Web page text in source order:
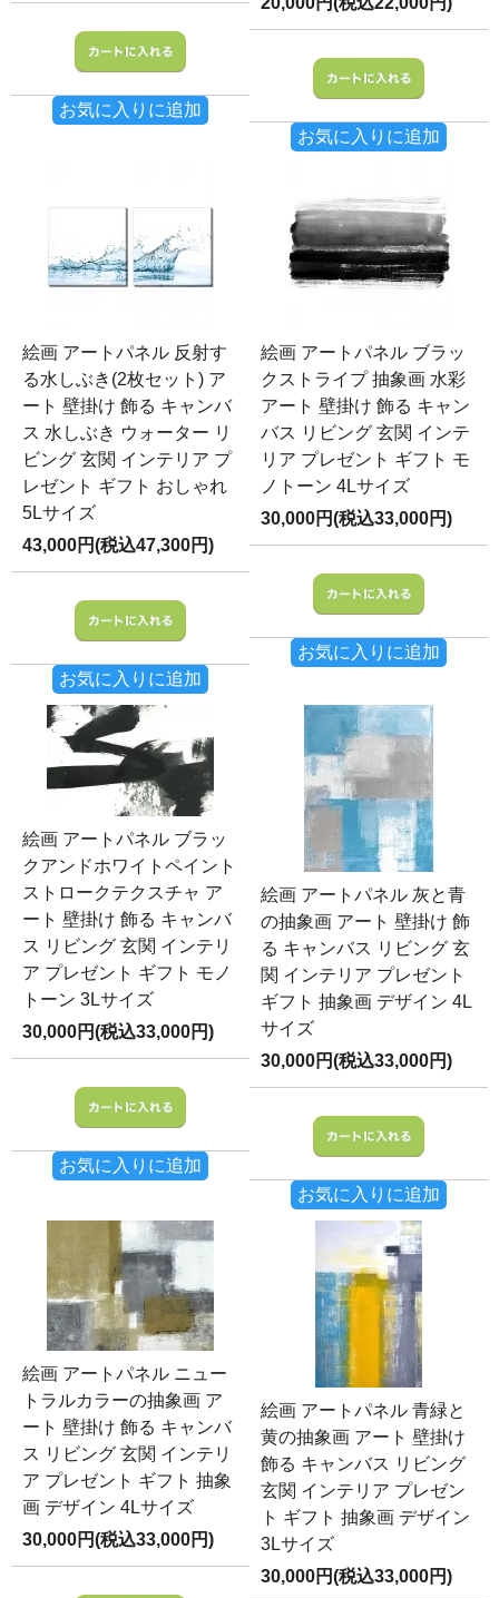
お気に入りに追加
お気に入りに追加
絵画 アートパネル 反射す
る水しぶき(2枚セット) ア
ート 壁掛け 飾る キャンバ
ス 水しぶき ウォーター リ
ビング 玄関 インテリア プ
レゼント ギフト おしゃれ
5Lサイズ
43,000円(税込47,300円)
お気に入りに追加
絵画 アートパネル ブラッ
クストライプ 抽象画 水彩
アート 壁掛け 飾る キャン
バス リビング 玄関 インテ
リア プレゼント ギフト モ
ノトーン 4Lサイズ
30,000円(税込33,000円)
お気に入りに追加
絵画 アートパネル ブラッ
クアンドホワイトペイント
ストロークテクスチャ ア
ート 壁掛け 飾る キャンバ
ス リビング 玄関 インテリ
ア プレゼント ギフト モノ
トーン 3Lサイズ
30,000円(税込33,000円)
お気に入りに追加
絵画 アートパネル 灰と青
の抽象画 アート 壁掛け 飾
る キャンバス リビング 玄
関 インテリア プレゼント
ギフト 抽象画 デザイン 4L
サイズ
30,000円(税込33,000円)
お気に入りに追加
絵画 アートパネル ニュー
トラルカラーの抽象画 ア
ート 壁掛け 飾る キャンバ
ス リビング 玄関 インテリ
ア プレゼント ギフト 抽象
画 デザイン 4Lサイズ
30,000円(税込33,000円)
絵画 アートパネル 青緑と
黄の抽象画 アート 壁掛け
飾る キャンバス リビング
玄関 インテリア プレゼン
ト ギフト 抽象画 デザイン
3Lサイズ
30,000円(税込33,000円)